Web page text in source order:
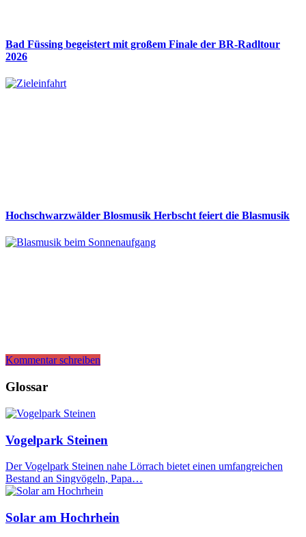
Bad Füssing begeistert mit großem Finale der BR-Radltour
2026
Hochschwarzwälder Blosmusik Herbscht feiert die Blasmusik
Kommentar schreiben
Glossar
Vogelpark Steinen
Der Vogelpark Steinen nahe Lörrach bietet einen umfangreichen
Bestand an Singvögeln, Papa…
Solar am Hochrhein